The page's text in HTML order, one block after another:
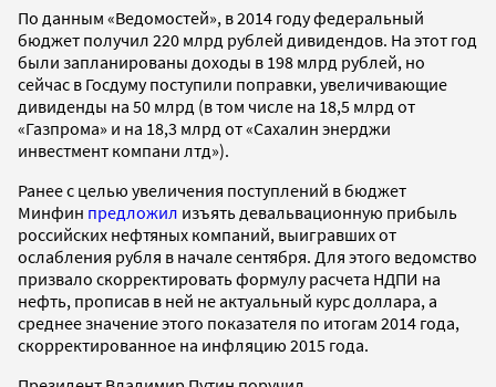
По данным «Ведомостей», в 2014 году федеральный
бюджет получил 220 млрд рублей дивидендов. На этот год
были запланированы доходы в 198 млрд рублей, но
сейчас в Госдуму поступили поправки, увеличивающие
дивиденды на 50 млрд (в том числе на 18,5 млрд от
«Газпрома» и на 18,3 млрд от «Сахалин энерджи
инвестмент компани лтд»).
Ранее с целью увеличения поступлений в бюджет
Минфин предложил изъять девальвационную прибыль
российских нефтяных компаний, выигравших от
ослабления рубля в начале сентября. Для этого ведомство
призвало скорректировать формулу расчета НДПИ на
нефть, прописав в ней не актуальный курс доллара, а
среднее значение этого показателя по итогам 2014 года,
скорректированное на инфляцию 2015 года.